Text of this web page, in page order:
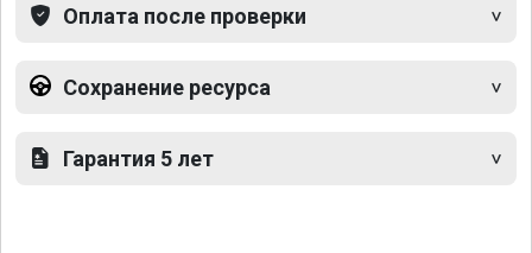
Оплата после проверки
Сохранение ресурса
Гарантия 5 лет